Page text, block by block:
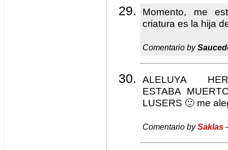
Momento, me
criatura es la hija
Comentario by
ALELUYA
ESTABA
LUSERS 🙂 me
Comentario bySaklas